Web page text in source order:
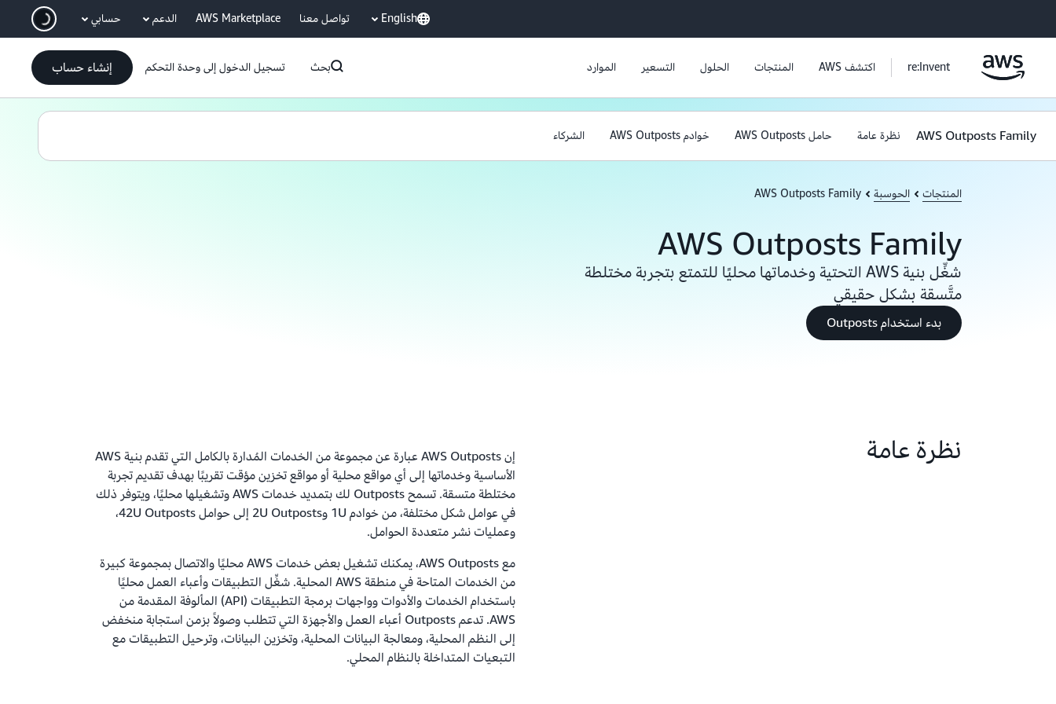
انتقل إلى المحتوى الرئيسي English تواصل معنا AWS Marketplace الدعم حسابي
re:Invent اكتشف AWS المنتجات الحلول التسعير الموارد بحث تسجيل الدخول إلى وحدة التحكم إنشاء حساب
AWS Outposts Family نظرة عامة حامل AWS Outposts خوادم AWS Outposts الشركاء
المنتجات الحوسبة AWS Outposts Family
AWS Outposts Family
شغِّل بنية AWS التحتية وخدماتها محليًا للتمتع بتجربة مختلطة
متَّسقة بشكل حقيقي
بدء استخدام Outposts
نظرة عامة
إن AWS Outposts عبارة عن مجموعة من الخدمات المُدارة بالكامل التي تقدم بنية AWS
الأساسية وخدماتها إلى أي مواقع محلية أو مواقع تخزين مؤقت تقريبًا بهدف تقديم تجربة
مختلطة متسقة. تسمح Outposts لك بتمديد خدمات AWS وتشغيلها محليًا، ويتوفر ذلك
في عوامل شكل مختلفة، من خوادم 1U و2U Outposts إلى حوامل 42U Outposts،
وعمليات نشر متعددة الحوامل.
مع AWS Outposts، يمكنك تشغيل بعض خدمات AWS محليًا والاتصال بمجموعة كبيرة
من الخدمات المتاحة في منطقة AWS المحلية. شغِّل التطبيقات وأعباء العمل محليًا
باستخدام الخدمات والأدوات وواجهات برمجة التطبيقات (API) المألوفة المقدمة من
AWS. تدعم Outposts أعباء العمل والأجهزة التي تتطلب وصولاً بزمن استجابة منخفض
إلى النظم المحلية، ومعالجة البيانات المحلية، وتخزين البيانات، وترحيل التطبيقات مع
التبعيات المتداخلة بالنظام المحلي.